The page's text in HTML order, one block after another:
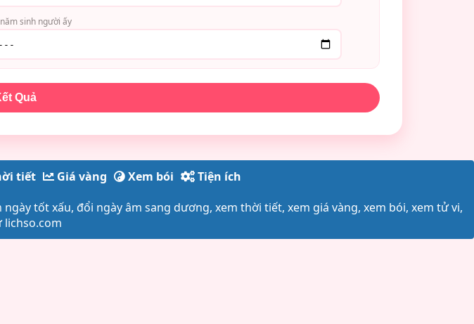
sinh người ấy
Quả
tiết Giá vàng Xem bói
Tiện ích
tốt xấu, đổi ngày âm sang dương, xem thời tiết, xem giá vàng, xem bói, xem tử vi,
lichso.com